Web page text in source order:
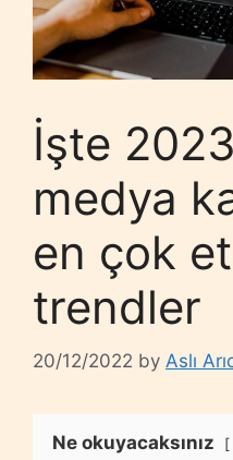
İşte
medya
en çok
trendler
20/12/2022 by Aslı
Ne okuyacaksınız